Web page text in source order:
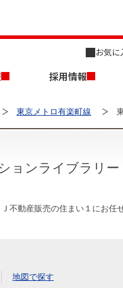
お気
採用情報
新築・中古一戸建てを探す
売却相談
東京メトロ有楽町線
ョンライブラリー
不動産販売の住まい１にお
地図で探す